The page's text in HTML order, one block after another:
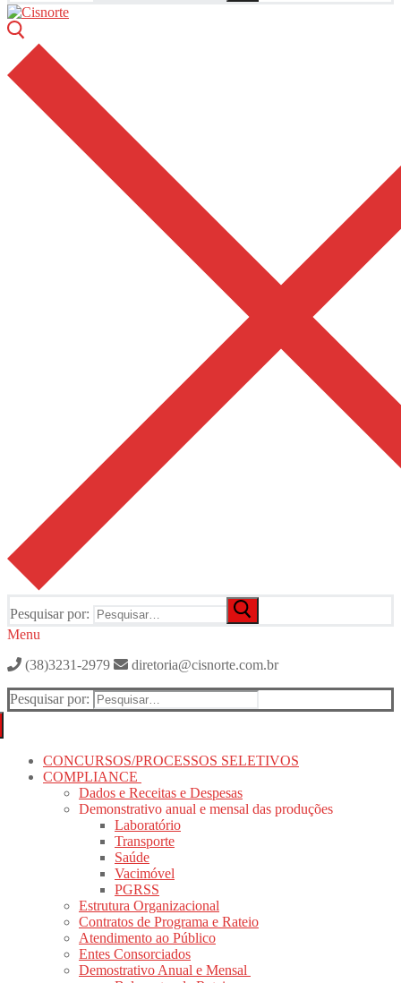
Pesquisar por:
Menu
(38)3231-2979
diretoria@cisnorte.com.br
Pesquisar por:
CONCURSOS/PROCESSOS SELETIVOS
COMPLIANCE
Dados e Receitas e Despesas
Demonstrativo anual e mensal das produções
Laboratório
Transporte
Saúde
Vacimóvel
PGRSS
Estrutura Organizacional
Contratos de Programa e Rateio
Atendimento ao Público
Entes Consorciados
Demostrativo Anual e Mensal